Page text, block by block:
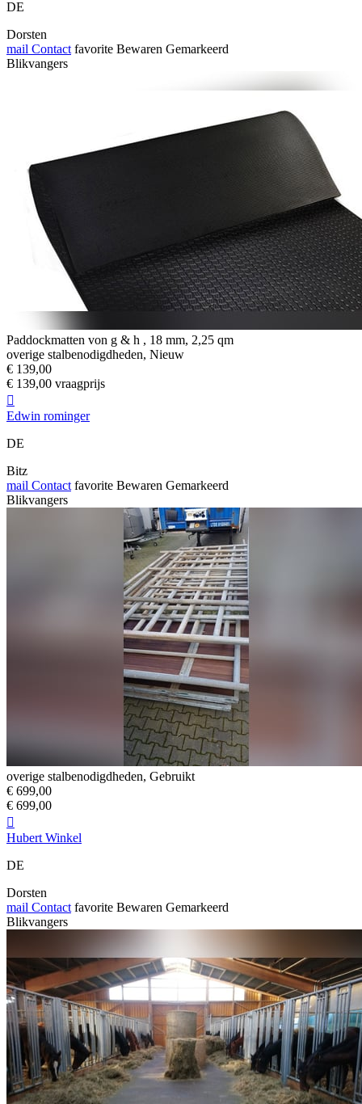
DE
Dorsten
mail Contact favorite Bewaren Gemarkeerd
Blikvangers
Paddockmatten von g & h , 18 mm, 2,25 qm
overige stalbenodigdheden, Nieuw
€ 139,00
€ 139,00 vraagprijs

Edwin rominger
DE
Bitz
mail Contact favorite Bewaren Gemarkeerd
Blikvangers
overige stalbenodigdheden, Gebruikt
€ 699,00
€ 699,00

Hubert Winkel
DE
Dorsten
mail Contact favorite Bewaren Gemarkeerd
Blikvangers